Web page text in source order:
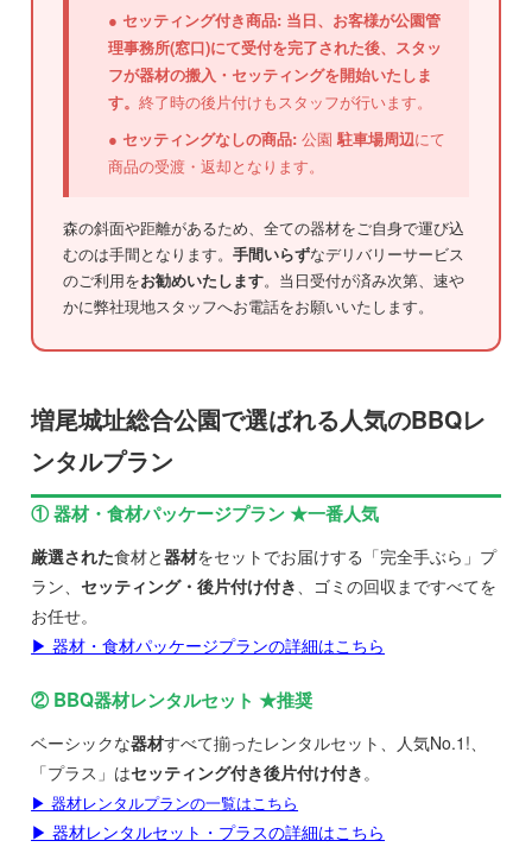
● セッティング付き商品: 当日、お客様が公園管
理事務所(窓口)にて受付を完了された後、スタッ
フが器材の搬入・セッティングを開始いたしま
す。終了時の後片付けもスタッフが行います。
● セッティングなしの商品: 公園駐車場周辺にて
商品の受渡・返却となります。
森の斜面や距離があるため、全ての器材をご自身で運び込
むのは手間となります。手間いらずなデリバリーサービス
のご利用をお勧めいたします。当日受付が済み次第、速や
かに弊社現地スタッフへお電話をお願いいたします。
増尾城址総合公園で選ばれる人気のBBQレ
ンタルプラン
① 器材・食材パッケージプラン ★一番人気
厳選された食材と器材をセットでお届けする「完全手ぶら」プ
ラン、セッティング・後片付け付き
、ゴミの回収まですべてを
お任せ。
▶ 器材・食材パッケージプランの詳細はこちら
② BBQ器材レンタルセット ★推奨
ベーシックな器材すべて揃ったレンタルセット、人気No.1!、
「プラス」はセッティング付き後片付け付き 。
▶ 器材レンタルプランの一覧はこちら
▶ 器材レンタルセット・プラスの詳細はこちら